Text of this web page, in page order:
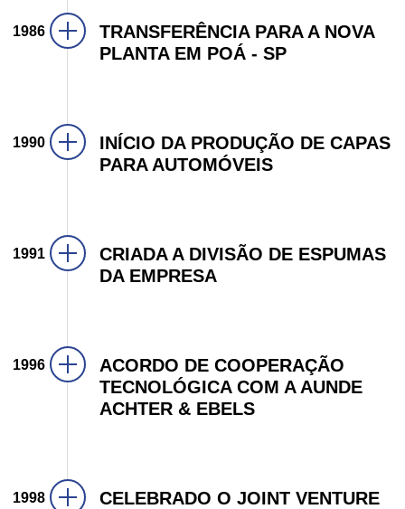
1986
TRANSFERÊNCIA PARA A NOVA
PLANTA EM POÁ - SP
1990
INÍCIO DA PRODUÇÃO DE CAPAS
PARA AUTOMÓVEIS
1991
CRIADA A DIVISÃO DE ESPUMAS
DA EMPRESA
1996
ACORDO DE COOPERAÇÃO
TECNOLÓGICA COM A AUNDE
ACHTER & EBELS
1998
CELEBRADO O JOINT VENTURE